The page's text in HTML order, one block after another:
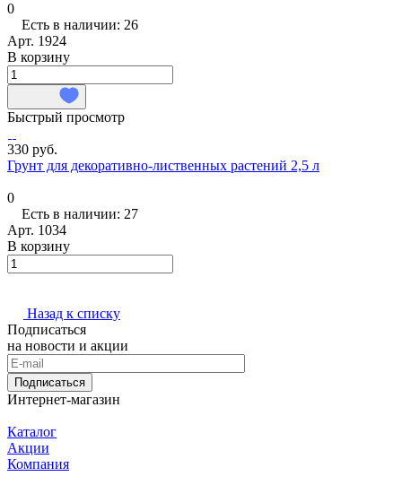
0
Есть в наличии: 26
Арт. 1924
В корзину
Быстрый просмотр
330 руб.
Грунт для декоративно-лиственных растений 2,5 л
0
Есть в наличии: 27
Арт. 1034
В корзину
Назад к списку
Подписаться
на новости и акции
Подписаться
Интернет-магазин
Каталог
Акции
Компания